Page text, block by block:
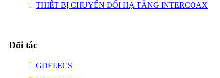
THIẾT BỊ CHUYỂN ĐỔI HẠ TẦNG INTERCOAX
Đối tác
GDELECS